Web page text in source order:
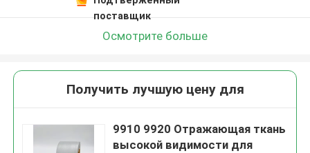
поставщик
Осмотрите больше
Получить лучшую цену для
9910 9920 Отражающая ткань
высокой видимости для